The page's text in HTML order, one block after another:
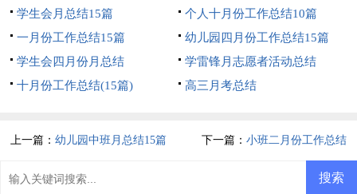
学生会月总结15篇
个人十月份工作总结10篇
一月份工作总结15篇
幼儿园四月份工作总结15篇
学生会四月份月总结
学雷锋月志愿者活动总结
十月份工作总结(15篇)
高三月考总结
上一篇：幼儿园中班月总结15篇 下一篇： 小班二月份工作总结